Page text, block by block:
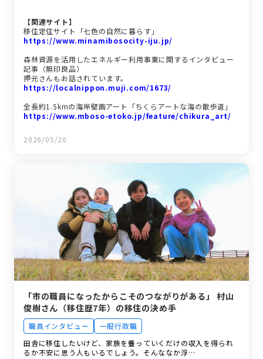
【関連サイト】
移住定住サイト「七色の自然に暮らす」
https://www.minamibosocity-iju.jp/
森林資源を活用したエネルギー利用事業に関するインタビュー
記事（無印良品）
押元さんもお話されています。
https://localnippon.muji.com/1673/
全長約1.5kmの海岸壁画アート「ちくらアートな海の散歩道」
https://www.mboso-etoko.jp/feature/chikura_art/
2026/05/20
「市の職員になったからこそのつながりがある」 村山
俊樹さん（移住歴7年）の移住の決め手
職員インタビュー
一般行政職
田舎に移住したいけど、家族を養っていくだけの収入を得られ
るか不安に思う人もいるでしょう。そんななか浮…